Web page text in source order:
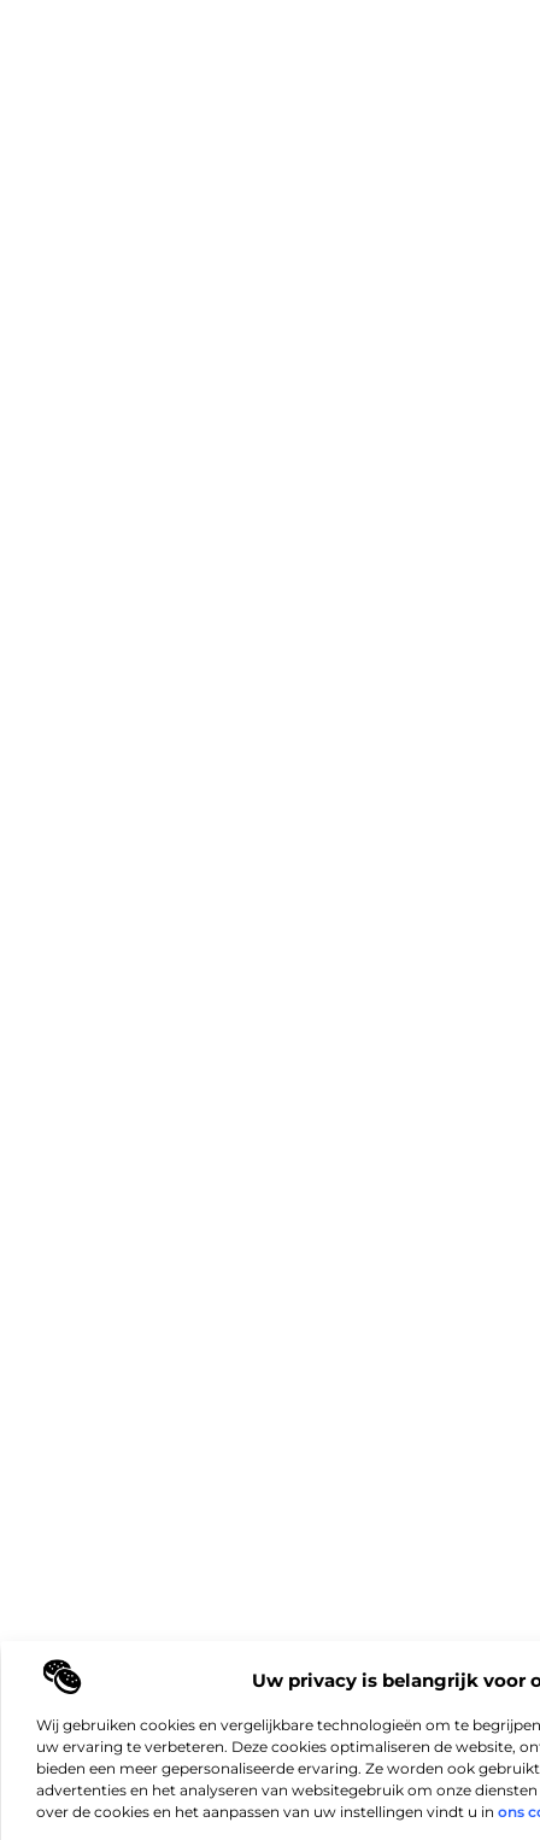
Uw privacy is belangrijk voor
Wij gebruiken cookies en vergelijkbare technologieën om te
uw ervaring te verbeteren. Deze cookies optimaliseren de website,
bieden een meer gepersonaliseerde ervaring. Ze worden ook
advertenties en het analyseren van websitegebruik om onze
over de cookies en het aanpassen van uw instellingen vindt u in ons